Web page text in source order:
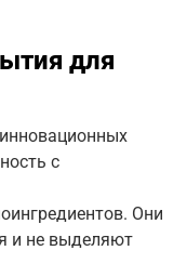
для
с
Они
и не выделяют